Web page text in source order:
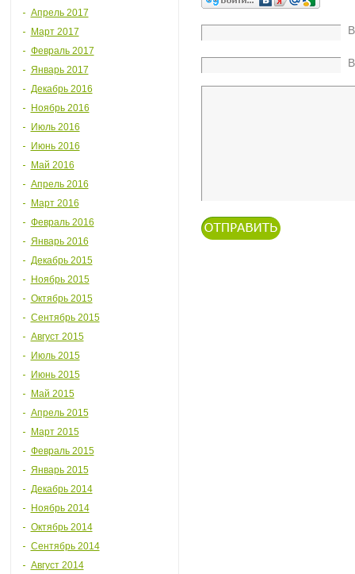
Апрель 2017
Март 2017
Февраль 2017
Январь 2017
Декабрь 2016
Ноябрь 2016
Июль 2016
Июнь 2016
Май 2016
Апрель 2016
Март 2016
Февраль 2016
Январь 2016
Декабрь 2015
Ноябрь 2015
Октябрь 2015
Сентябрь 2015
Август 2015
Июль 2015
Июнь 2015
Май 2015
Апрель 2015
Март 2015
Февраль 2015
Январь 2015
Декабрь 2014
Ноябрь 2014
Октябрь 2014
Сентябрь 2014
Август 2014